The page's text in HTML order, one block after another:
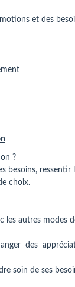
et des
?
besoins, ressentir
choix.
les autres modes
des
soin de ses